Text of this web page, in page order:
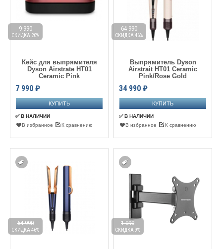
Кейс для выпрямителя
Dyson Airstrate HT01
Ceramic Pink
7 990 ₽
9 990
СКИДКА 20%
✅ В НАЛИЧИИ
В избранное
К сравнению
Выпрямитель Dyson
Airstrait HT01 Ceramic
Pink/Rose Gold
34 990 ₽
64 990
СКИДКА 46%
✅ В НАЛИЧИИ
В избранное
К сравнению
64 990
СКИДКА 46%
1 090
СКИДКА 9%